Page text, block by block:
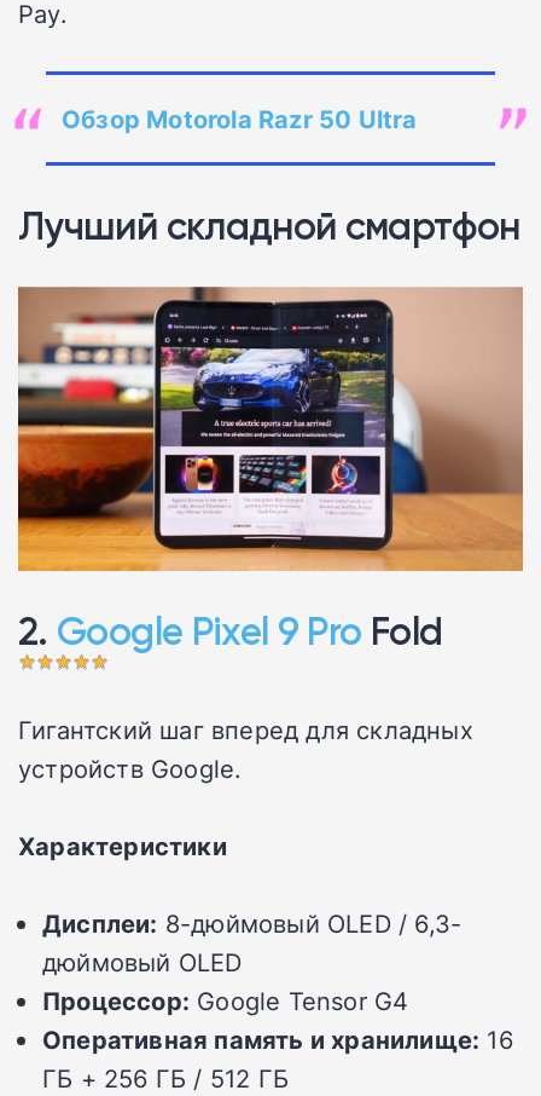
Pay.
Обзор Motorola Razr 50 Ultra
Лучший складной смартфон
2. Google Pixel 9 Pro Fold 󠁩󠁩󠁩󠁩󠁩󠁩
Гигантский шаг вперед для складных
устройств Google.
Характеристики
Дисплеи: 8-дюймовый OLED / 6,3-
дюймовый OLED
Процессор: Google Tensor G4
Оперативная память и хранилище: 16
ГБ + 256 ГБ / 512 ГБ